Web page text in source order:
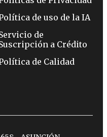
de uso de la IA
de
a Crédito
de Calidad